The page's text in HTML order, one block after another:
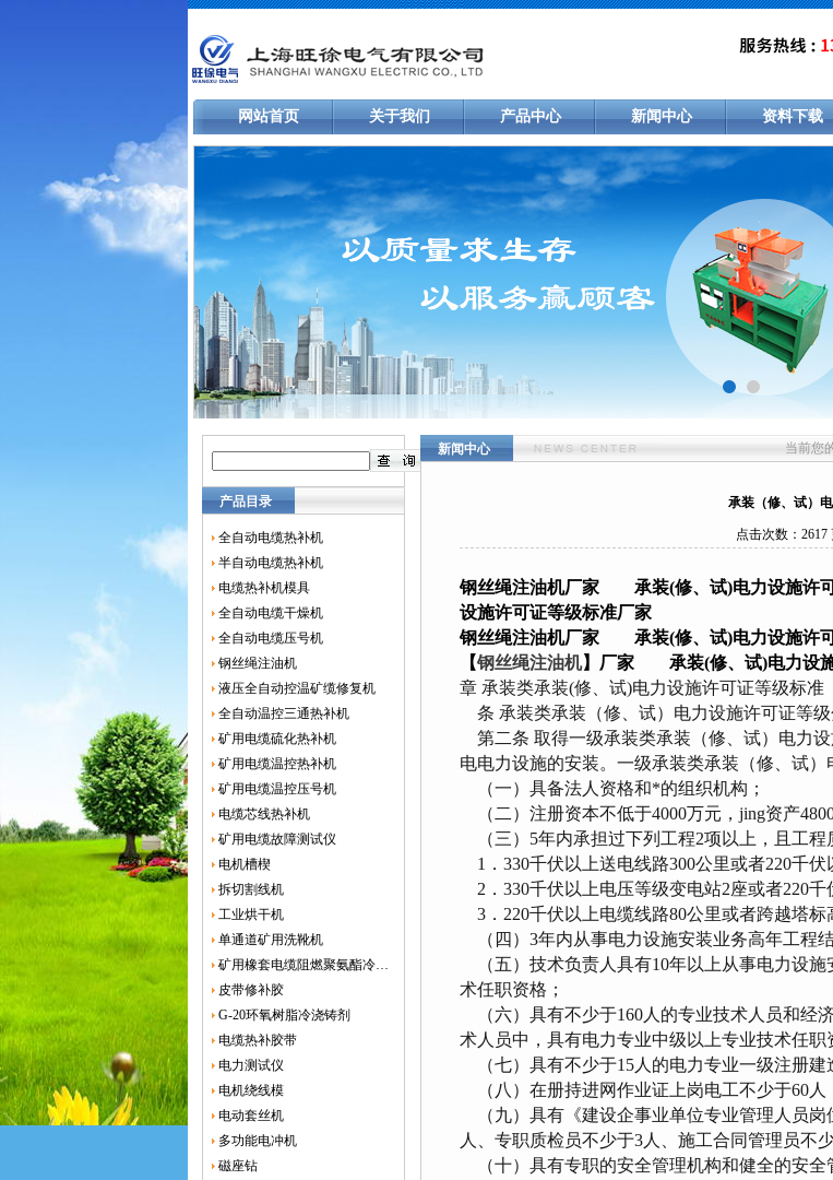
网站首页 关于我们 产品中心 新闻中心 资料下载
产品目录
全自动电缆热补机
半自动电缆热补机
电缆热补机模具
全自动电缆干燥机
全自动电缆压号机
钢丝绳注油机
液压全自动控温矿缆修复机
全自动温控三通热补机
矿用电缆硫化热补机
矿用电缆温控热补机
矿用电缆温控压号机
电缆芯线热补机
矿用电缆故障测试仪
电机槽楔
拆切割线机
工业烘干机
单通道矿用洗靴机
矿用橡套电缆阻燃聚氨酯冷补胶
皮带修补胶
G-20环氧树脂冷浇铸剂
电缆热补胶带
电力测试仪
电机绕线模
电动套丝机
多功能电冲机
磁座钻
新闻中心 当前您
承装（修、试）
点击次数：2617
钢丝绳注油机厂家 承装(修、试)电力设施许
设施许可证等级标准厂家
钢丝绳注油机厂家 承装(修、试)电力设施许
【钢丝绳注油机】厂家 承装(修、试)电力设施
章 承装类承装(修、试)电力设施许可证等级标准
条 承装类承装（修、试）电力设施许可证等级
第二条 取得一级承装类承装（修、试）电力
电电力设施的安装。一级承装类承装（修、试
（一）具备法人资格和*的组织机构；
（二）注册资本不低于4000万元，jing资产
（三）5年内承担过下列工程2项以上，且工程
1．330千伏以上送电线路300公里或者220千伏
2．330千伏以上电压等级变电站2座或者220千
3．220千伏以上电缆线路80公里或者跨越塔标
（四）3年内从事电力设施安装业务高年工程
（五）技术负责人具有10年以上从事电力设
术任职资格；
（六）具有不少于160人的专业技术人员和经
术人员中，具有电力专业中级以上专业技术任职
（七）具有不少于15人的电力专业一级注册建
（八）在册持进网作业证上岗电工不少于60人
（九）具有《建设企事业单位专业管理人员岗
人、专职质检员不少于3人、施工合同管理员不少
（十）具有专职的安全管理机构和健全的安全